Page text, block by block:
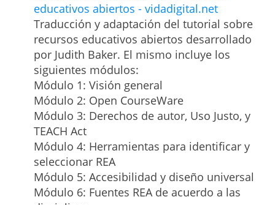
educativos abiertos - vidadigital.net
Traducción y adaptación del tutorial sobre
recursos educativos abiertos desarrollado
por Judith Baker. El mismo incluye los
siguientes módulos:
Módulo 1: Visión general
Módulo 2: Open CourseWare
Módulo 3: Derechos de autor, Uso Justo, y
TEACH Act
Módulo 4: Herramientas para identificar y
seleccionar REA
Módulo 5: Accesibilidad y diseño universal
Módulo 6: Fuentes REA de acuerdo a las